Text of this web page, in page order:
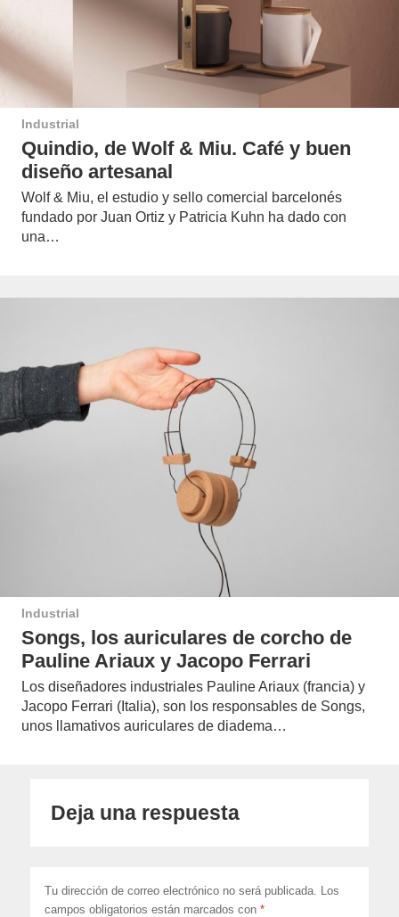
Industrial
Quindio, de Wolf & Miu. Café y buen
diseño artesanal
Wolf & Miu, el estudio y sello comercial barcelonés
fundado por Juan Ortiz y Patricia Kuhn ha dado con
una…
Industrial
Songs, los auriculares de corcho de
Pauline Ariaux y Jacopo Ferrari
Los diseñadores industriales Pauline Ariaux (francia) y
Jacopo Ferrari (Italia), son los responsables de Songs,
unos llamativos auriculares de diadema…
Deja una respuesta
Tu dirección de correo electrónico no será publicada. Los
campos obligatorios están marcados con*